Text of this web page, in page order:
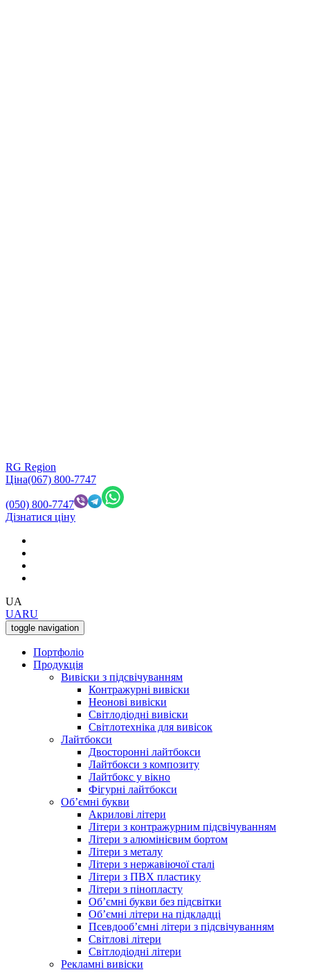
RG Region
Ціна(067) 800-7747
(050) 800-7747
Дізнатися ціну
UA
UARU
toggle navigation
Портфоліо
Продукція
Вивіски з підсвічуванням
Контражурні вивіски
Неонові вивіски
Світлодіодні вивіски
Світлотехніка для вивісок
Лайтбокси
Двосторонні лайтбокси
Лайтбокси з композиту
Лайтбокс у вікно
Фігурні лайтбокси
Об’ємні букви
Акрилові літери
Літери з контражурним підсвічуванням
Літери з алюмінієвим бортом
Літери з металу
Літери з нержавіючої сталі
Літери з ПВХ пластику
Літери з пінопласту
Об’ємні букви без підсвітки
Об’ємні літери на підкладці
Псевдооб’ємні літери з підсвічуванням
Світлові літери
Світлодіодні літери
Рекламні вивіски